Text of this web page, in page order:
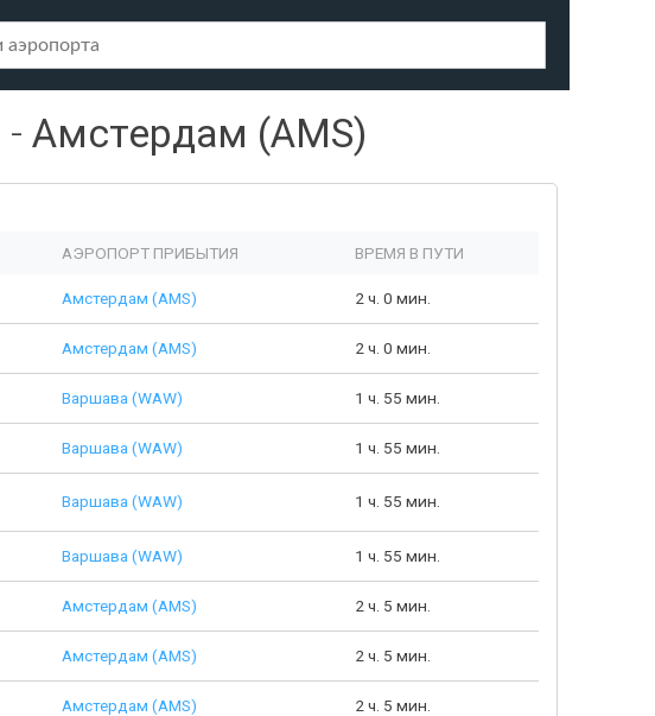
- Амстердам (AMS)
АЭРОПОРТ ПРИБЫТИЯ ВРЕМЯ В ПУТИ
Амстердам (AMS) 2 ч. 0 мин.
Амстердам (AMS) 2 ч. 0 мин.
Варшава (WAW) 1 ч. 55 мин.
Варшава (WAW) 1 ч. 55 мин.
Варшава (WAW) 1 ч. 55 мин.
Варшава (WAW) 1 ч. 55 мин.
Амстердам (AMS) 2 ч. 5 мин.
Амстердам (AMS) 2 ч. 5 мин.
Амстердам (AMS) 2 ч. 5 мин.